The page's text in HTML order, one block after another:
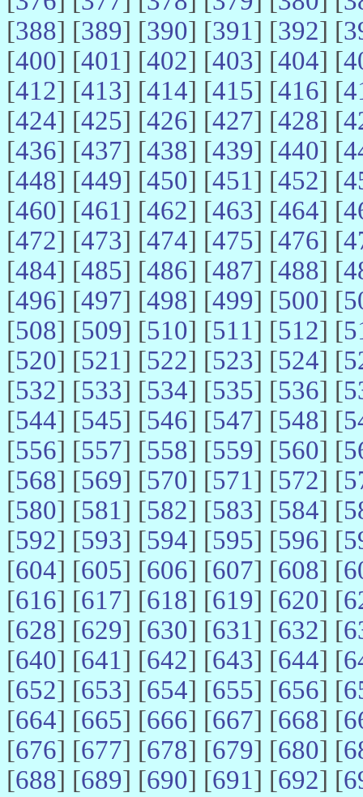
[388] [389] [390] [391] [392] [
[400] [401] [402] [403] [404] [
[412] [413] [414] [415] [416] [
[424] [425] [426] [427] [428] [
[436] [437] [438] [439] [440] [
[448] [449] [450] [451] [452] [
[460] [461] [462] [463] [464] [
[472] [473] [474] [475] [476] [
[484] [485] [486] [487] [488] [
[496] [497] [498] [499] [500] [
[508] [509] [510] [511] [512] [
[520] [521] [522] [523] [524] [
[532] [533] [534] [535] [536] [
[544] [545] [546] [547] [548] [
[556] [557] [558] [559] [560] [
[568] [569] [570] [571] [572] [
[580] [581] [582] [583] [584] [
[592] [593] [594] [595] [596] [
[604] [605] [606] [607] [608] [
[616] [617] [618] [619] [620] [
[628] [629] [630] [631] [632] [
[640] [641] [642] [643] [644] [
[652] [653] [654] [655] [656] [
[664] [665] [666] [667] [668] [
[676] [677] [678] [679] [680] [
[688] [689] [690] [691] [692] [